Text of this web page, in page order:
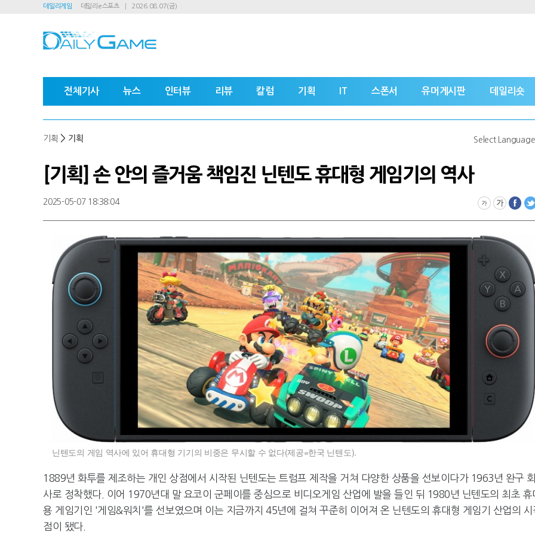
데일리게임 데일리e스포츠 2026.08.07(금)
전체기사 뉴스 인터뷰 리뷰 칼럼 기획 IT 스폰서 유머게시판 데일리숏
기획 > 기획 Select Language
[기획] 손 안의 즐거움 책임진 닌텐도 휴대형 게임기의 역사
2025-05-07 18:38:04
닌텐도의 게임 역사에 있어 휴대형 기기의 비중은 무시할 수 없다(제공=한국 닌텐도).
1889년 화투를 제조하는 개인 상점에서 시작된 닌텐도는 트럼프 제작을 거쳐 다양한 상품을 선보이다가 1963년 완구 회
사로 정착했다. 이어 1970년대 말 요코이 군페이를 중심으로 비디오게임 산업에 발을 들인 뒤 1980년 닌텐도의 최초 휴
용 게임기인 '게임&워치'를 선보였으며 이는 지금까지 45년에 걸쳐 꾸준히 이어져 온 닌텐도의 휴대형 게임기 산업의 시
점이 됐다.